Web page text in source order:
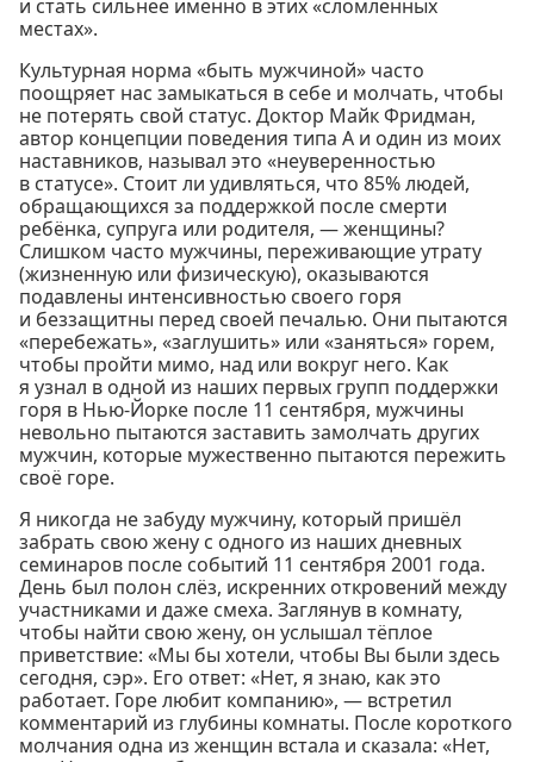
и стать сильнее именно в этих «сломленных
местах».
Культурная норма «быть мужчиной» часто
поощряет нас замыкаться в себе и молчать, чтобы
не потерять свой статус. Доктор Майк Фридман,
автор концепции поведения типа А и один из моих
наставников, называл это «неуверенностью
в статусе». Стоит ли удивляться, что 85% людей,
обращающихся за поддержкой после смерти
ребёнка, супруга или родителя, — женщины?
Слишком часто мужчины, переживающие утрату
(жизненную или физическую), оказываются
подавлены интенсивностью своего горя
и беззащитны перед своей печалью. Они пытаются
«перебежать», «заглушить» или «заняться» горем,
чтобы пройти мимо, над или вокруг него. Как
я узнал в одной из наших первых групп поддержки
горя в Нью-Йорке после 11 сентября, мужчины
невольно пытаются заставить замолчать других
мужчин, которые мужественно пытаются пережить
своё горе.
Я никогда не забуду мужчину, который пришёл
забрать свою жену с одного из наших дневных
семинаров после событий 11 сентября 2001 года.
День был полон слёз, искренних откровений между
участниками и даже смеха. Заглянув в комнату,
чтобы найти свою жену, он услышал тёплое
приветствие: «Мы бы хотели, чтобы Вы были здесь
сегодня, сэр». Его ответ: «Нет, я знаю, как это
работает. Горе любит компанию», — встретил
комментарий из глубины комнаты. После короткого
молчания одна из женщин встала и сказала: «Нет,